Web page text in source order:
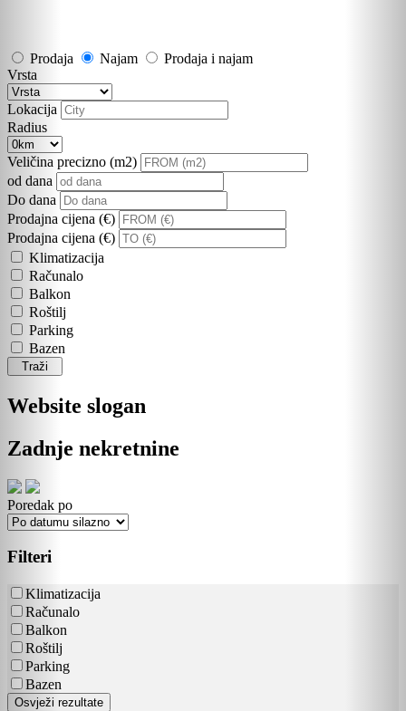
Prodaja Najam
Prodaja i najam
Vrsta
Lokacija
Radius
Veličina precizno (m2)
od dana
Do dana
Prodajna cijena (€)
Prodajna cijena (€)
Klimatizacija
Računalo
Balkon
Roštilj
Parking
Bazen
Traži
Website slogan
Zadnje nekretnine
Poredak po
Filteri
Klimatizacija
Računalo
Balkon
Roštilj
Parking
Bazen
Osvježi rezultate